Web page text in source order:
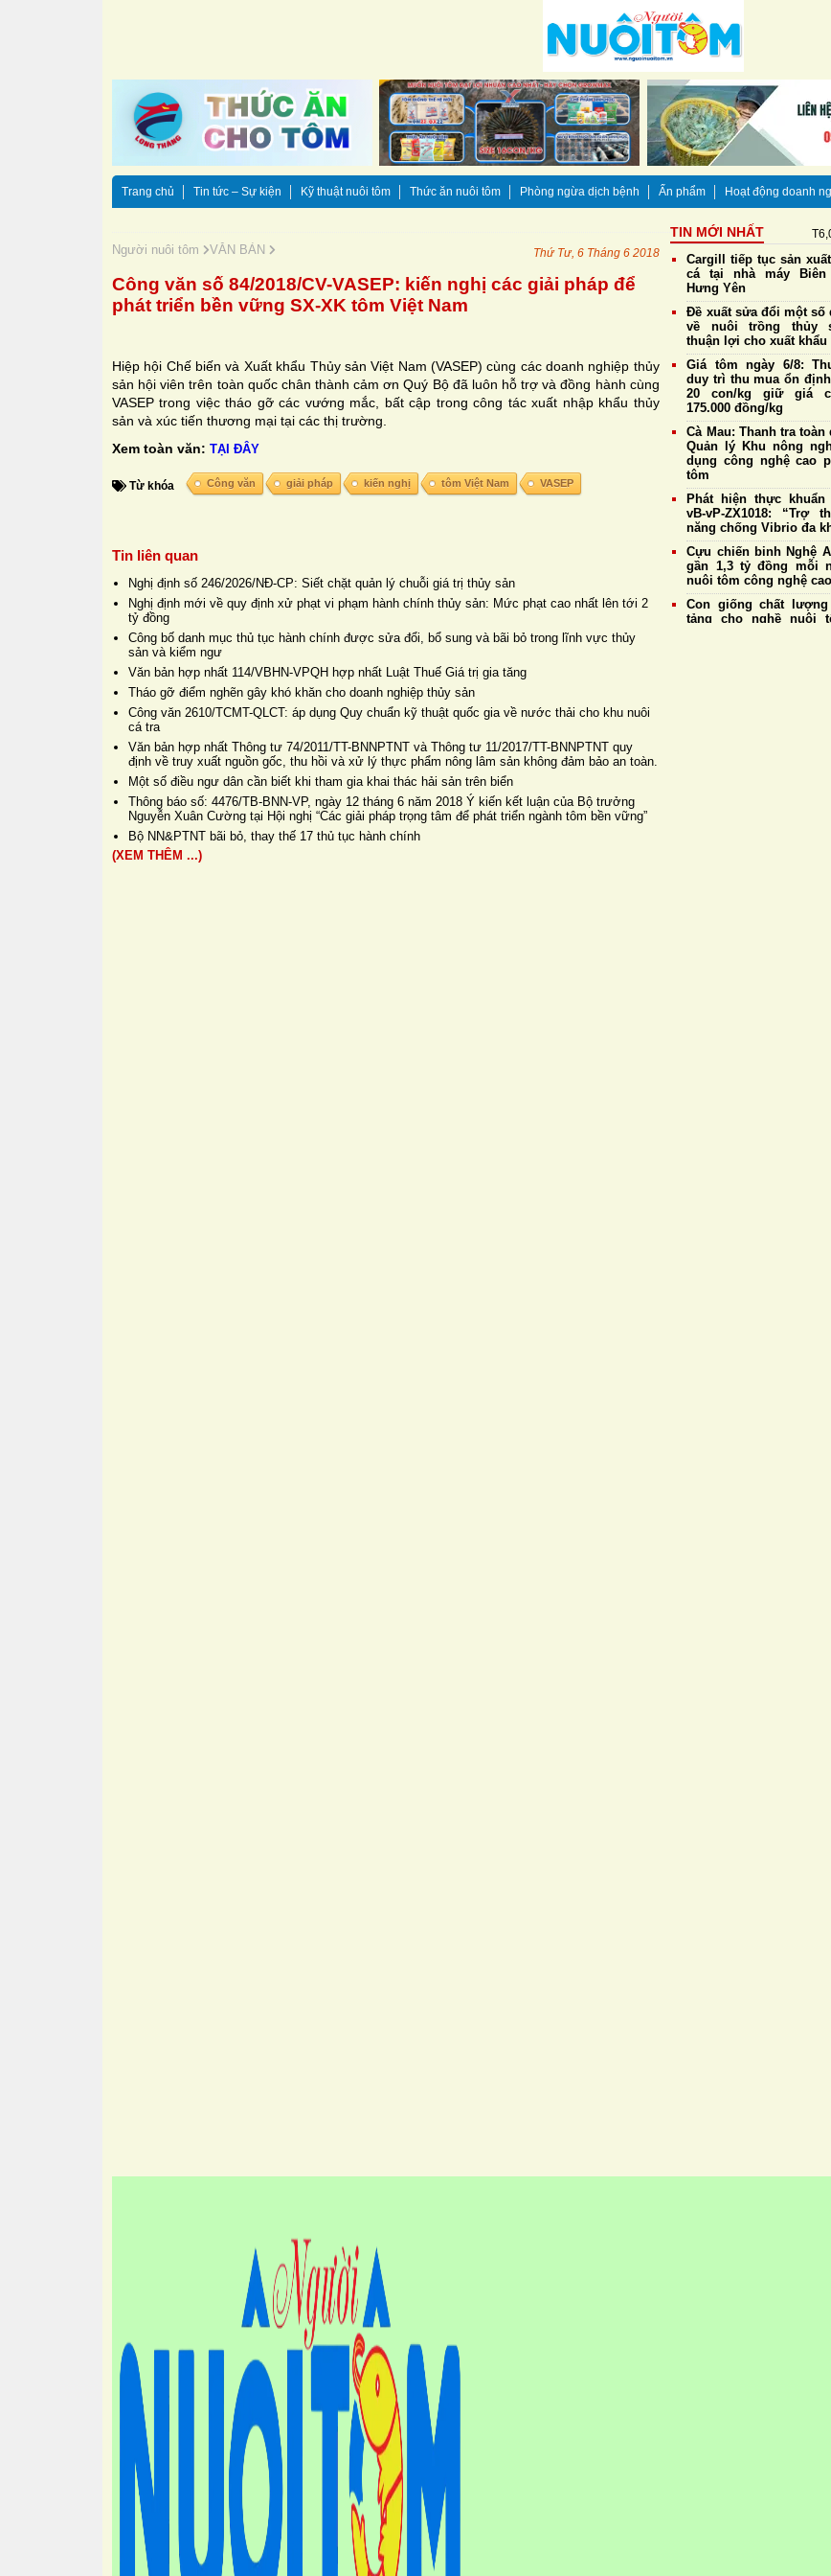
Trang chủ Tin tức – Sự kiện Kỹ thuật nuôi tôm Thức ăn nuôi tôm Phòng ngừa dịch bệnh Ấn phẩm Hoạt động doanh
Người nuôi tôm VĂN BẢN Thứ Tư, 6 Tháng 6 2018
Công văn số 84/2018/CV-VASEP: kiến nghị các giải pháp để
phát triển bền vững SX-XK tôm Việt Nam
Hiệp hội Chế biến và Xuất khẩu Thủy sản Việt Nam (VASEP) cùng các doanh nghiệp thủy
sản hội viên trên toàn quốc chân thành cảm ơn Quý Bộ đã luôn hỗ trợ và đồng hành cùng
VASEP trong việc tháo gỡ các vướng mắc, bất cập trong công tác xuất nhập khẩu thủy
sản và xúc tiến thương mại tại các thị trường.
Xem toàn văn: TẠI ĐÂY
Từ khóa Công văn giải pháp kiến nghị tôm Việt Nam VASEP
Tin liên quan
Nghị định số 246/2026/NĐ-CP: Siết chặt quản lý chuỗi giá trị thủy sản
Nghị định mới về quy định xử phạt vi phạm hành chính thủy sản: Mức phạt cao nhất lên tới 2
tỷ đồng
Công bố danh mục thủ tục hành chính được sửa đổi, bổ sung và bãi bỏ trong lĩnh vực thủy
sản và kiểm ngư
Văn bản hợp nhất 114/VBHN-VPQH hợp nhất Luật Thuế Giá trị gia tăng
Tháo gỡ điểm nghẽn gây khó khăn cho doanh nghiệp thủy sản
Công văn 2610/TCMT-QLCT: áp dụng Quy chuẩn kỹ thuật quốc gia về nước thải cho khu nuôi
cá tra
Văn bản hợp nhất Thông tư 74/2011/TT-BNNPTNT và Thông tư 11/2017/TT-BNNPTNT quy
định về truy xuất nguồn gốc, thu hồi và xử lý thực phẩm nông lâm sản không đảm bảo an toàn.
Một số điều ngư dân cần biết khi tham gia khai thác hải sản trên biển
Thông báo số: 4476/TB-BNN-VP, ngày 12 tháng 6 năm 2018 Ý kiến kết luận của Bộ trưởng
Nguyễn Xuân Cường tại Hội nghị “Các giải pháp trọng tâm để phát triển ngành tôm bền vững”
Bộ NN&PTNT bãi bỏ, thay thế 17 thủ tục hành chính
(XEM THÊM ...)
TIN MỚI NHẤT
Cargill tiếp tục sản
cá tại nhà máy Biên
Hưng Yên
Đề xuất sửa đổi một số
về nuôi trồng thủy
thuận lợi cho xuất khẩu
Giá tôm ngày 6/8:
duy trì thu mua ổn
20 con/kg giữ giá
175.000 đồng/kg
Cà Mau: Thanh tra toàn
Quản lý Khu nông
dụng công nghệ cao
tôm
Phát hiện thực
vB-vP-ZX1018: “Trợ
năng chống Vibrio đa
Cựu chiến binh Nghệ
gần 1,3 tỷ đồng mỗi
nuôi tôm công nghệ cao
Con giống chất
tảng cho nghề nuôi